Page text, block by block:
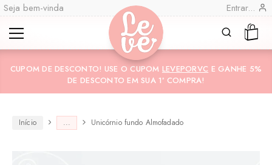
Seja bem-vinda Entrar...
Leve
"por
você"
Lembranças
Especiais
Variedades
Encadernadas
CUPOM DE DESCONTO! USE O CUPOM LEVEPORVC E GANHE 5%
DE DESCONTO EM SUA 1ª COMPRA!
Início ... Unicórnio fundo Almofadado